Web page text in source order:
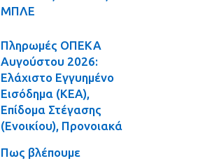
ΜΠΛΕ
Πληρωμές ΟΠΕΚΑ
Αυγούστου 2026:
Ελάχιστο Εγγυημένο
Εισόδημα (ΚΕΑ),
Επίδομα Στέγασης
(Ενοικίου), Προνοιακά
Πως βλέπουμε